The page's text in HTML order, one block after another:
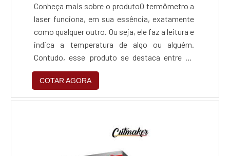
Conheça mais sobre o produtoO termômetro a
laser funciona, em sua essência, exatamente
como qualquer outro. Ou seja, ele faz a leitura e
indica a temperatura de algo ou alguém.
Contudo, esse produto se destaca entre os
demais.Isso acontece porque ele é capaz de
medir temperaturas extremas. Alguns são
capazes de fazer medições de -50°C até
desenvolvido para que a....
COTAR AGORA